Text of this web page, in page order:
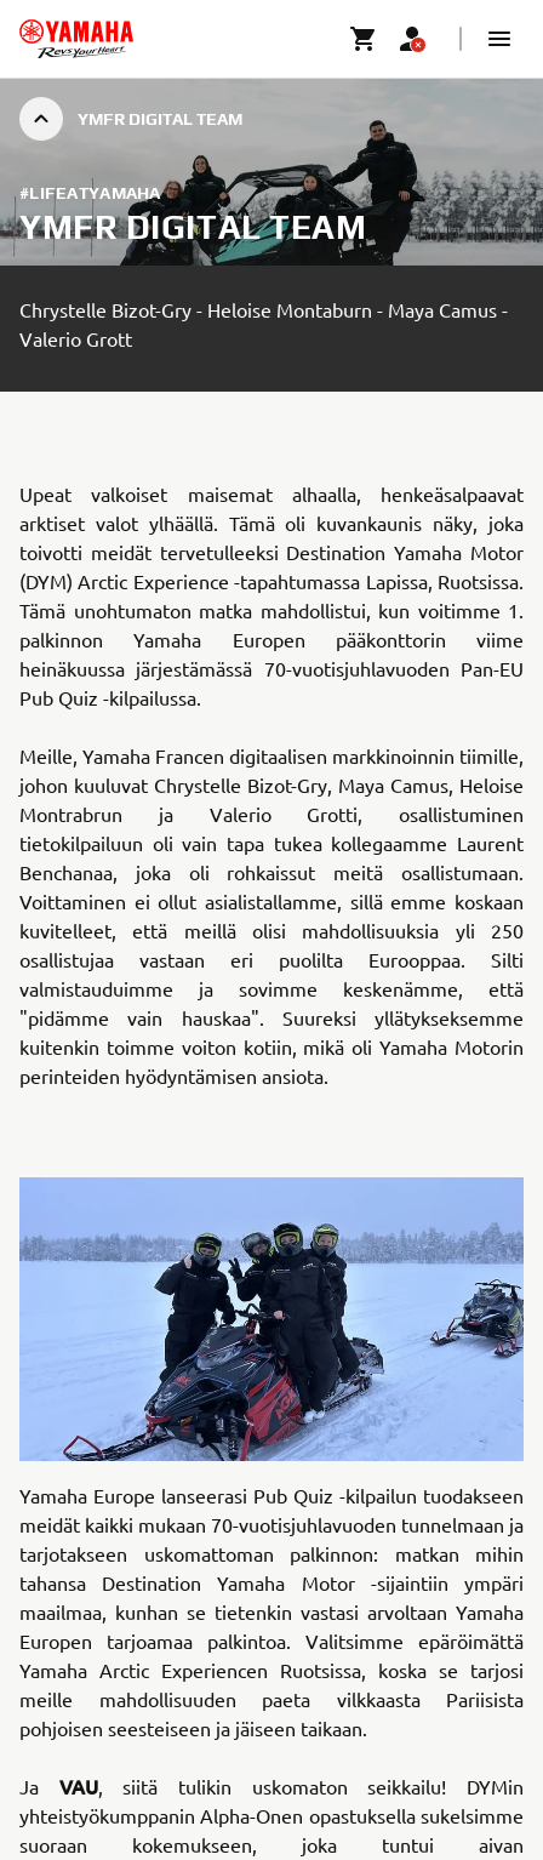
YMFR DIGITAL TEAM
#LIFEATYAMAHA
YMFR DIGITAL TEAM
Chrystelle Bizot-Gry - Heloise Montaburn - Maya Camus -
Valerio Grott
Upeat valkoiset maisemat alhaalla, henkeäsalpaavat
arktiset valot ylhäällä. Tämä oli kuvankaunis näky, joka
toivotti meidät tervetulleeksi Destination Yamaha Motor
(DYM) Arctic Experience -tapahtumassa Lapissa, Ruotsissa.
Tämä unohtumaton matka mahdollistui, kun voitimme 1.
palkinnon Yamaha Europen pääkonttorin viime
heinäkuussa järjestämässä 70-vuotisjuhlavuoden Pan-EU
Pub Quiz -kilpailussa.
Meille, Yamaha Francen digitaalisen markkinoinnin tiimille,
johon kuuluvat Chrystelle Bizot-Gry, Maya Camus, Heloise
Montrabrun ja Valerio Grotti, osallistuminen
tietokilpailuun oli vain tapa tukea kollegaamme Laurent
Benchanaa, joka oli rohkaissut meitä osallistumaan.
Voittaminen ei ollut asialistallamme, sillä emme koskaan
kuvitelleet, että meillä olisi mahdollisuuksia yli 250
osallistujaa vastaan eri puolilta Eurooppaa. Silti
valmistauduimme ja sovimme keskenämme, että
"pidämme vain hauskaa". Suureksi yllätykseksemme
kuitenkin toimme voiton kotiin, mikä oli Yamaha Motorin
perinteiden hyödyntämisen ansiota.
Yamaha Europe lanseerasi Pub Quiz -kilpailun tuodakseen
meidät kaikki mukaan 70-vuotisjuhlavuoden tunnelmaan ja
tarjotakseen uskomattoman palkinnon: matkan mihin
tahansa Destination Yamaha Motor -sijaintiin ympäri
maailmaa, kunhan se tietenkin vastasi arvoltaan Yamaha
Europen tarjoamaa palkintoa. Valitsimme epäröimättä
Yamaha Arctic Experiencen Ruotsissa, koska se tarjosi
meille mahdollisuuden paeta vilkkaasta Pariisista
pohjoisen seesteiseen ja jäiseen taikaan.
Ja VAU, siitä tulikin uskomaton seikkailu! DYMin
yhteistyökumppanin Alpha-Onen opastuksella sukelsimme
suoraan kokemukseen, joka tuntui aivan